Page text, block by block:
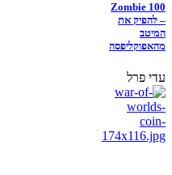
Zombie 100
– להפיק את
המיטב
מהאפוקליפסה
עדי פרל